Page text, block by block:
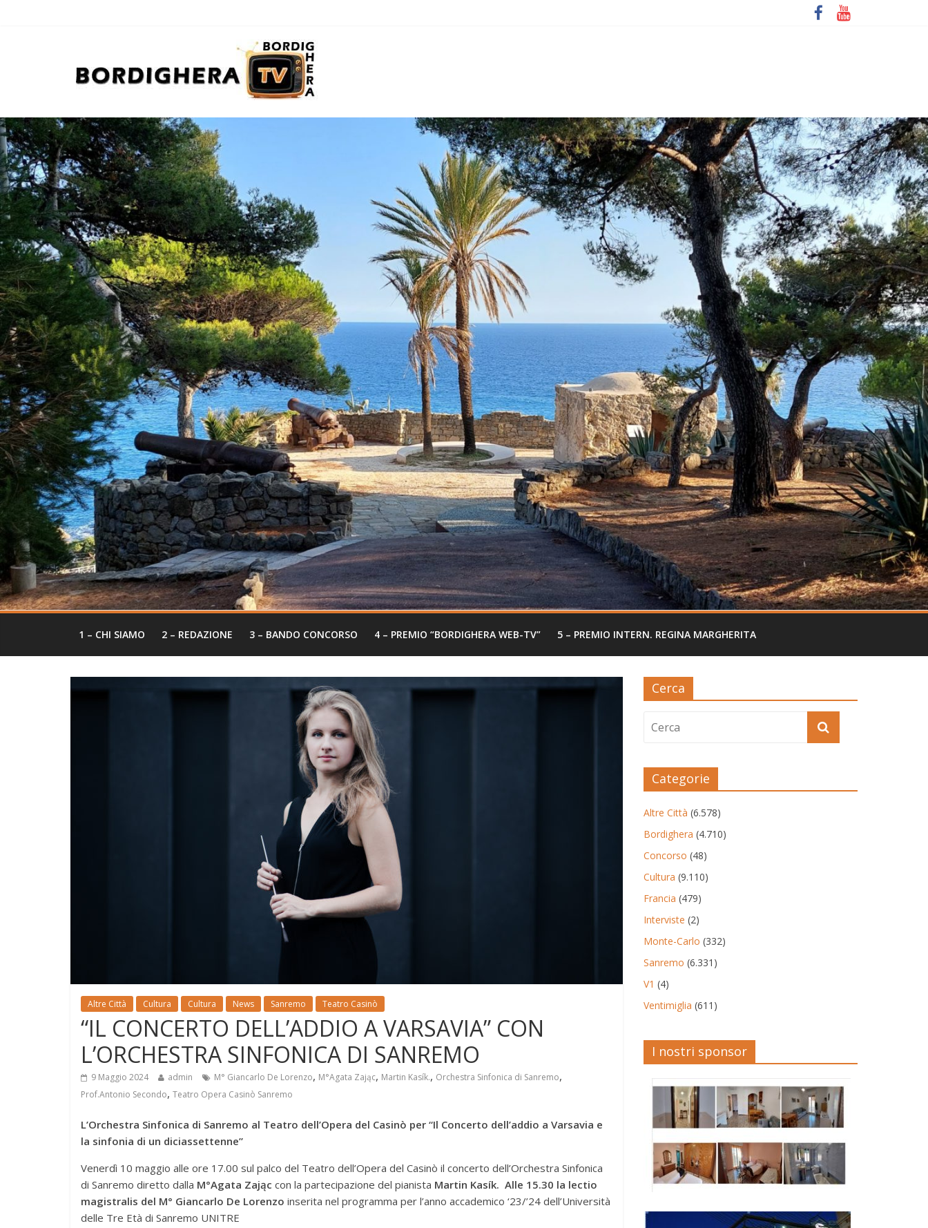
1 – CHI SIAMO 2 – REDAZIONE 3 – BANDO CONCORSO 4 – PREMIO “BORDIGHERA WEB-TV” 5 – PREMIO INTERN. REGINA MARGHERITA
Altre Città Cultura Cultura News Sanremo Teatro Casinò
“IL CONCERTO DELL’ADDIO A VARSAVIA” CON
L’ORCHESTRA SINFONICA DI SANREMO
9 Maggio 2024 admin M° Giancarlo De Lorenzo, M°Agata Zając, Martin Kasík., Orchestra Sinfonica di Sanremo,
Prof.Antonio Secondo, Teatro Opera Casinò Sanremo
L’Orchestra Sinfonica di Sanremo al Teatro dell’Opera del Casinò per “Il Concerto dell’addio a Varsavia e
la sinfonia di un diciassettenne”
Venerdì 10 maggio alle ore 17.00 sul palco del Teatro dell’Opera del Casinò il concerto dell’Orchestra Sinfonica
di Sanremo diretto dalla M°Agata Zając con la partecipazione del pianista Martin Kasík. Alle 15.30 la lectio
magistralis del M° Giancarlo De Lorenzo inserita nel programma per l’anno accademico ‘23/’24 dell’Università
delle Tre Età di Sanremo UNITRE
Cerca
Categorie
Altre Città (6.578)
Bordighera (4.710)
Concorso (48)
Cultura (9.110)
Francia (479)
Interviste (2)
Monte-Carlo (332)
Sanremo (6.331)
V1 (4)
Ventimiglia (611)
I nostri sponsor